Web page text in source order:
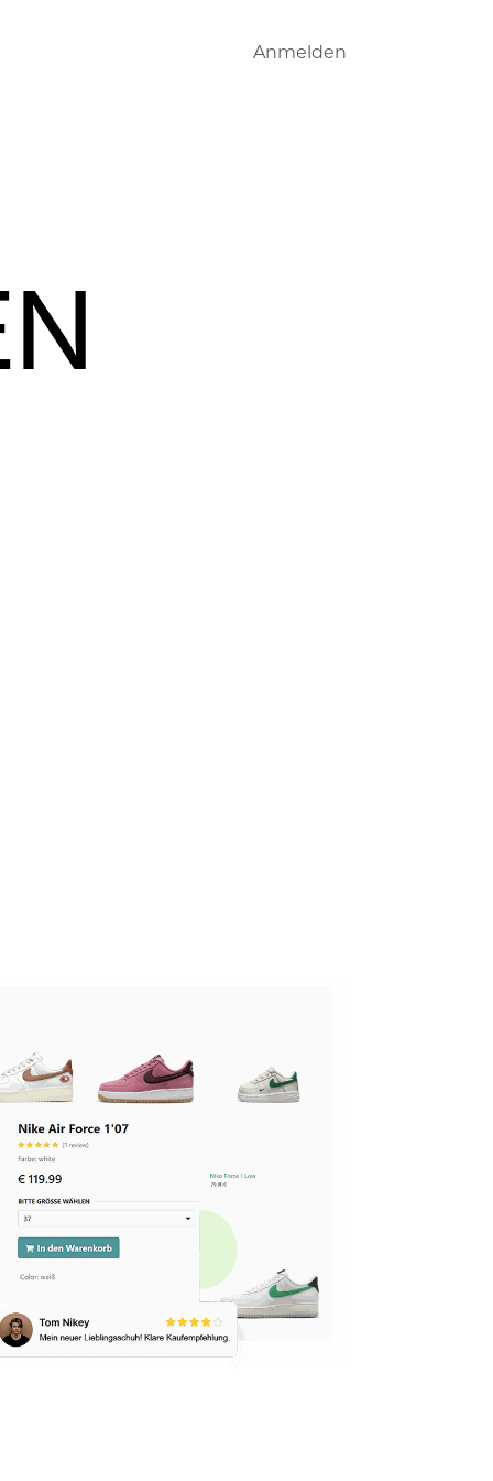
Anmelden